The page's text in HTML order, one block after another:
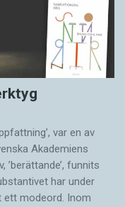
var en av
Akademiens
’berättande’, funnits
har under
ett modeord. Inom